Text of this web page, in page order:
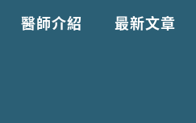
醫師介紹 最新文章